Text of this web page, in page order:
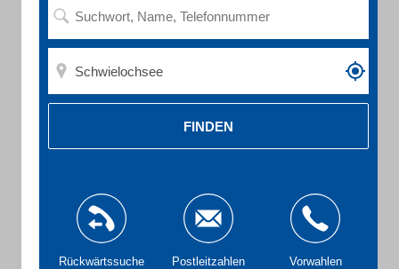
FINDEN
Rückwärtssuche Postleitzahlen Vorwahlen